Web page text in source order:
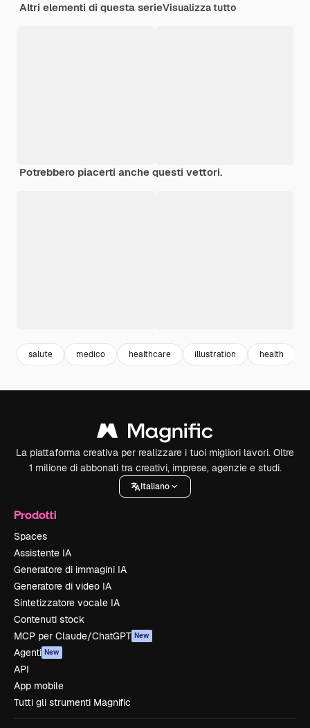
Altri elementi di questa serieVisualizza tutto
Potrebbero piacerti anche questi vettori.
salute medico healthcare illustration health
La piattaforma creativa per realizzare i tuoi migliori lavori. Oltre
1 milione di abbonati tra creativi, imprese, agenzie e studi.
Italiano
Prodotti
Spaces
Assistente IA
Generatore di immagini IA
Generatore di video IA
Sintetizzatore vocale IA
Contenuti stock
MCP per Claude/ChatGPT New
Agenti New
API
App mobile
Tutti gli strumenti Magnific